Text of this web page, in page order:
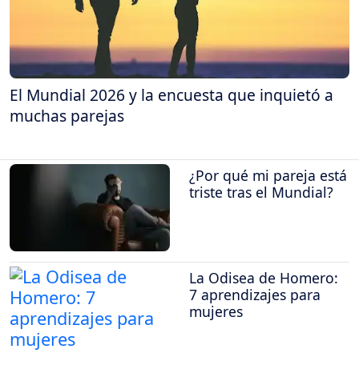
El Mundial 2026 y la encuesta que inquietó a
muchas parejas
¿Por qué mi pareja está
triste tras el Mundial?
La Odisea de Homero:
7 aprendizajes para
mujeres